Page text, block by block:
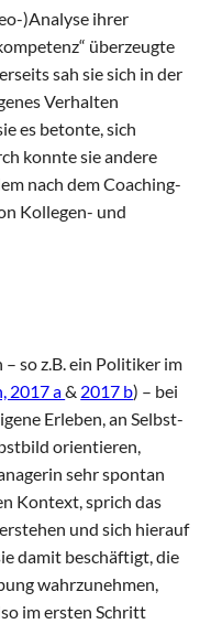
)Analyse ihrer
überzeugte
sah sie sich in der
Verhalten
es betonte, sich
konnte sie andere
nach dem Coaching-
Kollegen- und
so z.B. ein Politiker im
2017 a& 2017 b) – bei
Erleben, an Selbst-
orientieren,
sehr spontan
Kontext, sprich das
und sich hierauf
damit beschäftigt, die
wahrzunehmen,
im ersten Schritt